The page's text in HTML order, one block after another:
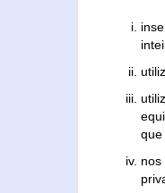
que
nos